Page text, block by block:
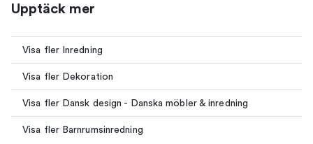
Upptäck mer
Visa fler Inredning
Visa fler Dekoration
Visa fler Dansk design - Danska möbler & inredning
Visa fler Barnrumsinredning